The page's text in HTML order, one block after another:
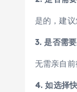
是的，建
3. 是否需
无需亲自
4. 如选择